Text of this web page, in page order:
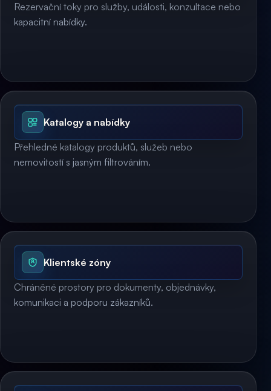
Rezervační toky pro služby, události, konzultace nebo
kapacitní nabídky.
Katalogy a nabídky
Přehledné katalogy produktů, služeb nebo
nemovitostí s jasným filtrováním.
Klientské zóny
Chráněné prostory pro dokumenty, objednávky,
komunikaci a podporu zákazníků.